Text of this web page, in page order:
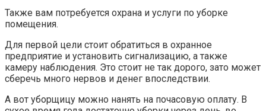
Также вам потребуется охрана и услуги по уборке
помещения.
Для первой цели стоит обратиться в охранное
предприятие и установить сигнализацию, а также
камеру наблюдения. Это стоит не так дорого, зато может
сберечь много нервов и денег впоследствии.
А вот уборщицу можно нанять на почасовую оплату. В